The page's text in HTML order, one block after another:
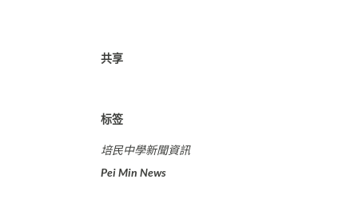
共享
标签
培民中學新聞資訊
Pei Min News